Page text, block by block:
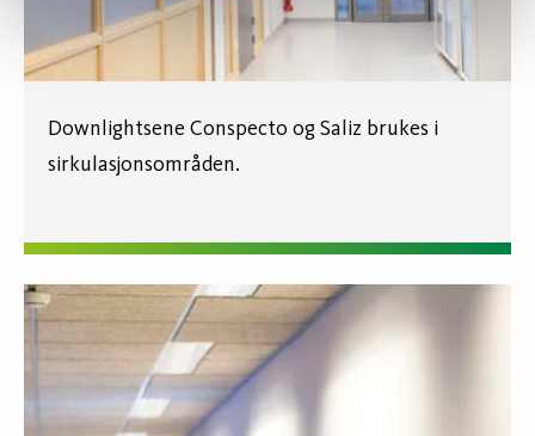
Downlightsene Conspecto og Saliz brukes i
sirkulasjonsområden.